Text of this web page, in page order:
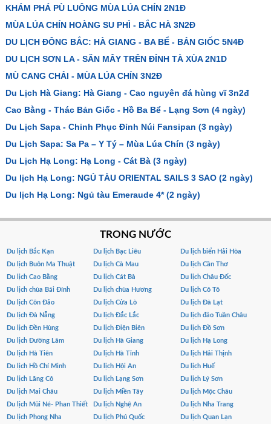
KHÁM PHÁ PÙ LUÔNG MÙA LÚA CHÍN 2N1Đ
MÙA LÚA CHÍN HOÀNG SU PHÌ - BẮC HÀ 3N2Đ
DU LỊCH ĐÔNG BẮC: HÀ GIANG - BA BỂ - BẢN GIỐC 5N4Đ
DU LỊCH SƠN LA - SĂN MÂY TRÊN ĐỈNH TÀ XÙA 2N1D
MÙ CANG CHẢI - MÙA LÚA CHÍN 3N2Đ
Du Lịch Hà Giang: Hà Giang - Cao nguyên đá hùng vĩ 3n2đ
Cao Bằng - Thác Bản Giốc - Hồ Ba Bể - Lạng Sơn (4 ngày)
Du Lịch Sapa - Chinh Phục Đỉnh Núi Fansipan (3 ngày)
Du Lịch Sapa: Sa Pa – Y Tý – Mùa Lúa Chín (3 ngày)
Du Lịch Hạ Long: Hạ Long - Cát Bà (3 ngày)
Du lịch Hạ Long: NGỦ TÀU ORIENTAL SAILS 3 SAO (2 ngày)
Du lịch Hạ Long: Ngủ tàu Emeraude 4* (2 ngày)
TRONG NƯỚC
Du lịch Bắc Kạn Du lịch Bạc Liêu
Du lịch biển Hải Hòa
Du lịch Buôn Ma Thuật
Du lịch Cà Mau
Du lịch Cần Thơ
Du lịch Cao Bằng
Du lịch Cát Bà
Du lịch Châu Đốc
Du lịch chùa Bái Đính
Du lịch chùa Hương
Du lịch Cô Tô
Du lịch Côn Đảo
Du lịch Cửa Lò
Du lịch Đà Lạt
Du lịch Đà Nẵng
Du lịch Đắc Lắc
Du lịch đảo Tuần Châu
Du lịch Đền Hùng
Du lịch Điện Biên
Du lịch Đồ Sơn
Du lịch Đường Lâm
Du lịch Hà Giang
Du lịch Hạ Long
Du lịch Hà Tiên
Du lịch Hà Tĩnh
Du lịch Hải Thịnh
Du lịch Hồ Chí Minh
Du lịch Hội An
Du lịch Huế
Du lịch Lăng Cô
Du lịch Lạng Sơn
Du lịch Lý Sơn
Du lịch Mai Châu
Du lịch Miền Tây
Du lịch Mộc Châu
Du lịch Mũi Né- Phan Thiết
Du lịch Nghệ An
Du lịch Nha Trang
Du lịch Phong Nha
Du lịch Phú Quốc
Du lịch Quan Lạn